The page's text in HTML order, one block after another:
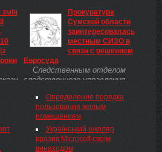
16
З
обмеженнями.Прокуратура
Сумской области
заинтересовалась
местным СИЗО в
связи с решением
Евросуда
Следственным отделом
следственного управления
было начато досудебное
расследование по факту
ненадлежащего исполнения
служебных обязанностей
должностными лицами
Сумского ...
Определение порядка
пользования жилым
помещением
Український школяр
вразив Microsoft своїм
винаходом